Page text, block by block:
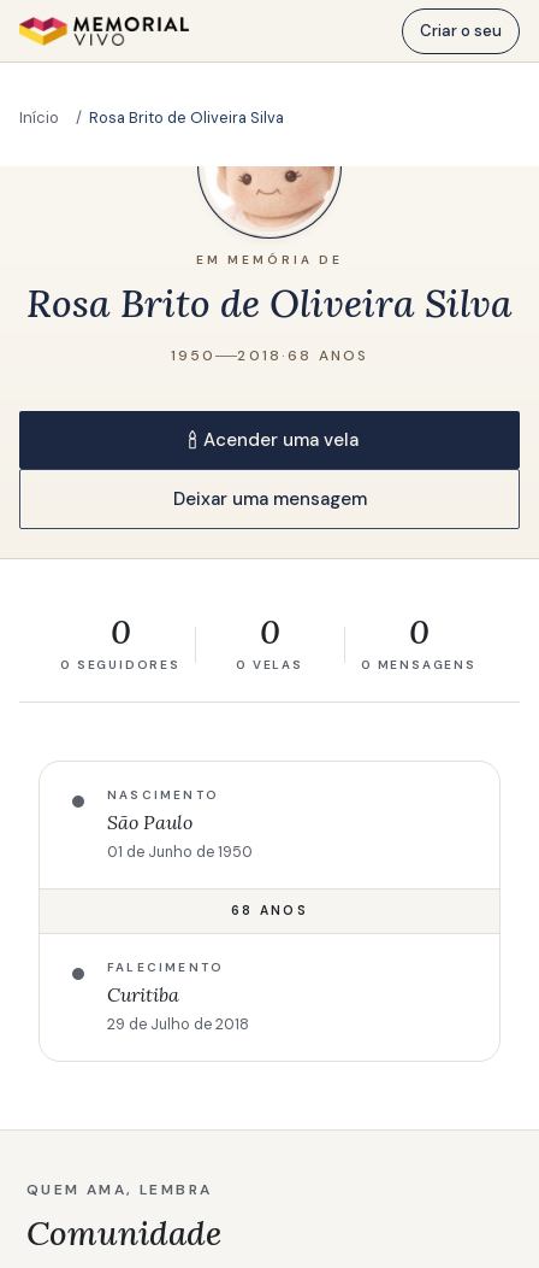
Ir para o conteúdo principal
Criar o seu
Início Rosa Brito de Oliveira Silva
EM MEMÓRIA DE
Rosa Brito de Oliveira Silva
1950 2018 ·68 ANOS
Acender uma vela
Deixar uma mensagem
0
0 SEGUIDORES
0
0 VELAS
0
0 MENSAGENS
NASCIMENTO
São Paulo
01 de Junho de 1950
68 ANOS
FALECIMENTO
Curitiba
29 de Julho de 2018
QUEM AMA, LEMBRA
Comunidade